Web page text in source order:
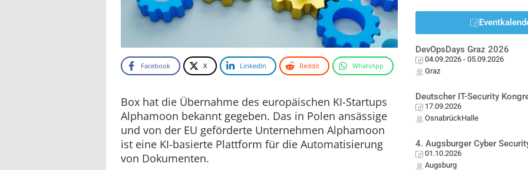
Facebook X LinkedIn Reddit WhatsApp
Box hat die Übernahme des europäischen KI-Startups
Alphamoon bekannt gegeben. Das in Polen ansässige
und von der EU geförderte Unternehmen Alphamoon
ist eine KI-basierte Plattform für die Automatisierung
von Dokumenten.
DevOpsDays Graz 2026
04.09.2026 - 05.09.2026
Graz
Deutscher IT-Security
17.09.2026
OsnabrückHalle
4. Augsburger Cyber
01.10.2026
Augsburg